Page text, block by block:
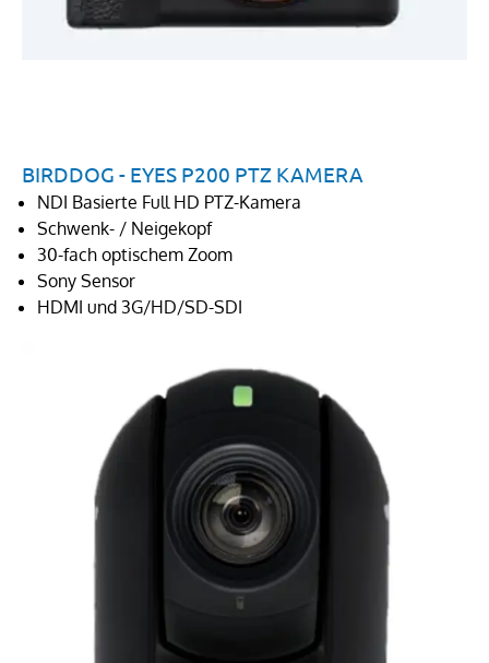
BIRDDOG - EYES P200 PTZ KAMERA
NDI Basierte Full HD PTZ-Kamera
Schwenk- / Neigekopf
30-fach optischem Zoom
Sony Sensor
HDMI und 3G/HD/SD-SDI